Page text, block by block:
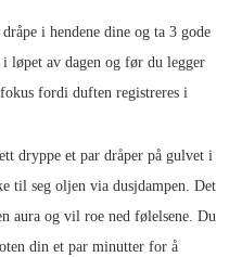
i hendene dine og ta 3 gode
løpet av dagen og før du legger
fordi duften registreres i
dryppe et par dråper på gulvet i
til seg oljen via dusjdampen. Det
aura og vil roe ned følelsene. Du
din et par minutter for å